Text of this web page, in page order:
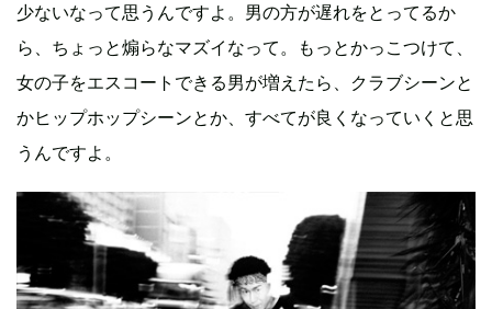
少ないなって思うんですよ。男の方が遅れをとってるか
ら、ちょっと煽らなマズイなって。もっとかっこつけて、
女の子をエスコートできる男が増えたら、クラブシーンと
かヒップホップシーンとか、すべてが良くなっていくと思
うんですよ。